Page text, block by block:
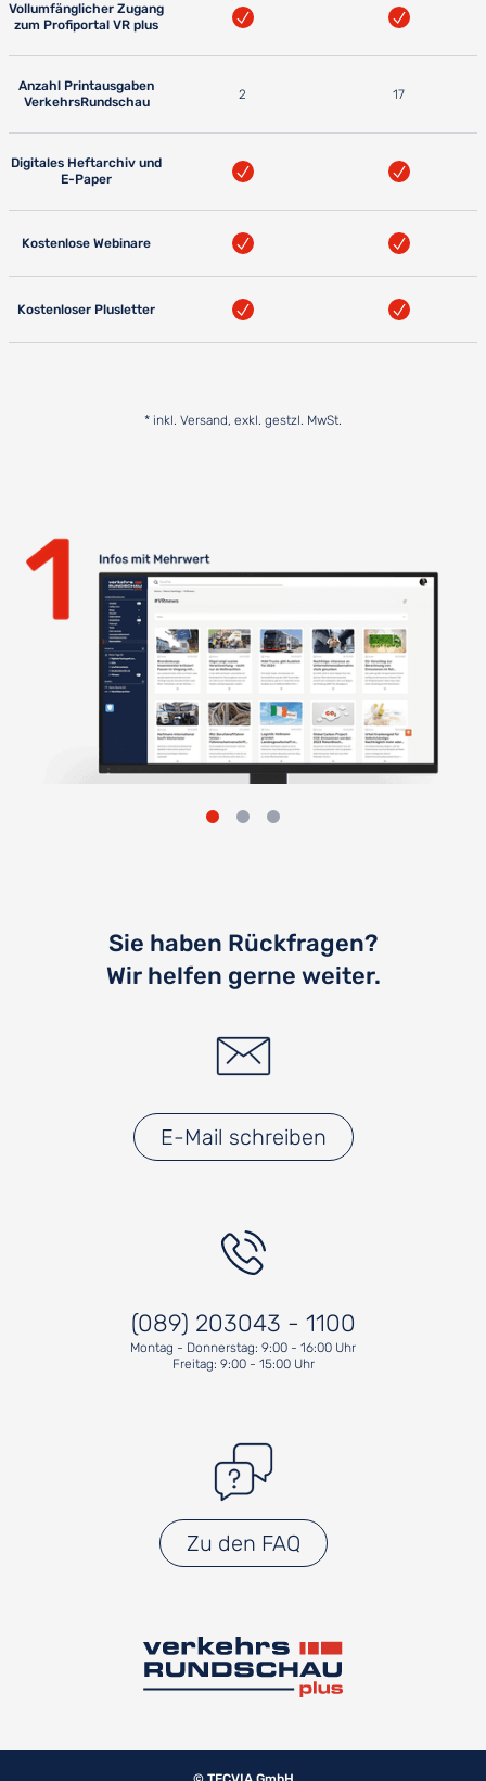
Vollumfänglicher Zugang
zum Profiportal VR plus
Anzahl Printausgaben
VerkehrsRundschau
2 17
Digitales Heftarchiv und
E-Paper
Kostenlose Webinare
Kostenloser Plusletter
* inkl. Versand, exkl. gestzl. MwSt.
Sie haben Rückfragen?
Wir helfen gerne weiter.
E-Mail schreiben
(089) 203043 - 1100
Montag - Donnerstag: 9:00 - 16:00 Uhr
Freitag: 9:00 - 15:00 Uhr
Zu den FAQ